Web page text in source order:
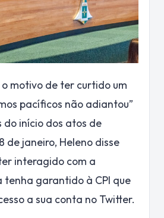
motivo de ter curtido um
pacíficos não adiantou”
do início dos atos de
de janeiro, Heleno disse
interagido com a
tenha garantido à CPI que
a sua conta no Twitter.